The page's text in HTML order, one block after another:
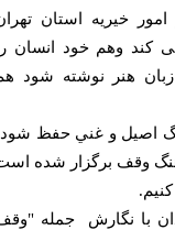
خیریه استان تهران
وهم خود انسان را
هنر نوشته شود هم
اصيل و غني حفظ شود،
وقف برگزار شده است
با نگارش جمله "وقف